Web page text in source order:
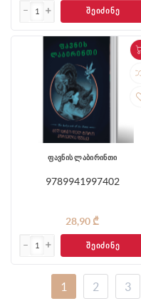
ᲨᲔᲘᲫᲘᲜᲔ
ფავნის ლაბირინთი
9789941997402
28,90 ₾
ᲨᲔᲘᲫᲘᲜᲔ
1 2 3